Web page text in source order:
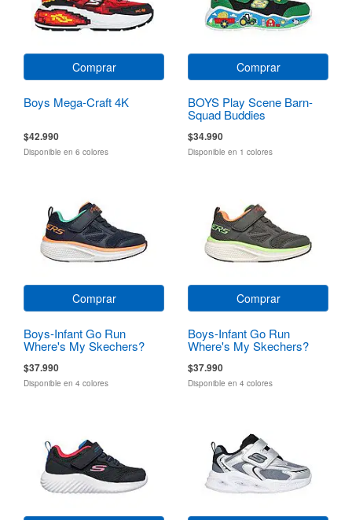
Comprar
Boys Mega-Craft 4K
$42.990
Disponible en 6 colores
Comprar
BOYS Play Scene Barn-
Squad Buddies
$34.990
Disponible en 1 colores
Comprar
Boys-Infant Go Run
Where's My Skechers?
$37.990
Disponible en 4 colores
Comprar
Boys-Infant Go Run
Where's My Skechers?
$37.990
Disponible en 4 colores